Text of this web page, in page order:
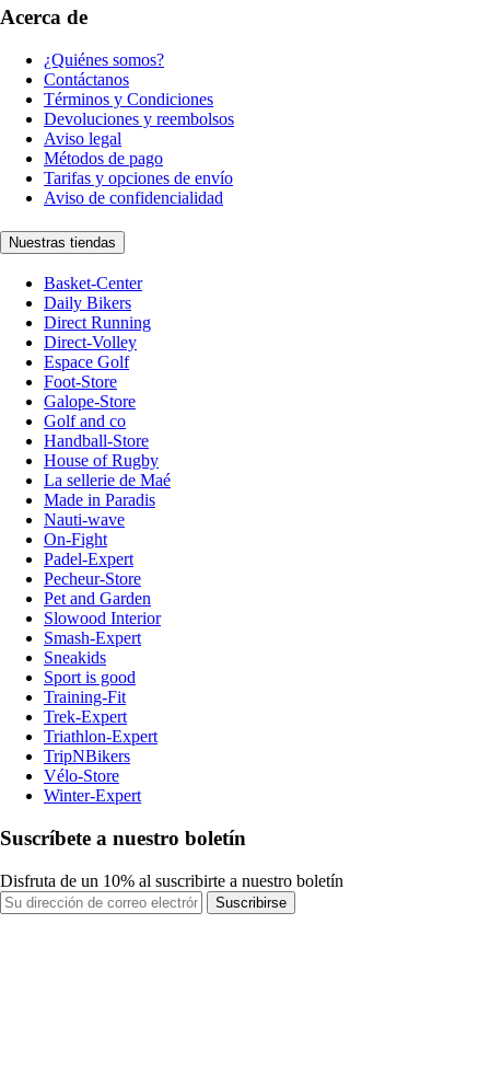
Acerca de
¿Quiénes somos?
Contáctanos
Términos y Condiciones
Devoluciones y reembolsos
Aviso legal
Métodos de pago
Tarifas y opciones de envío
Aviso de confidencialidad
Nuestras tiendas
Basket-Center
Daily Bikers
Direct Running
Direct-Volley
Espace Golf
Foot-Store
Galope-Store
Golf and co
Handball-Store
House of Rugby
La sellerie de Maé
Made in Paradis
Nauti-wave
On-Fight
Padel-Expert
Pecheur-Store
Pet and Garden
Slowood Interior
Smash-Expert
Sneakids
Sport is good
Training-Fit
Trek-Expert
Triathlon-Expert
TripNBikers
Vélo-Store
Winter-Expert
Suscríbete a nuestro boletín
Disfruta de un 10% al suscribirte a nuestro boletín
Suscribirse